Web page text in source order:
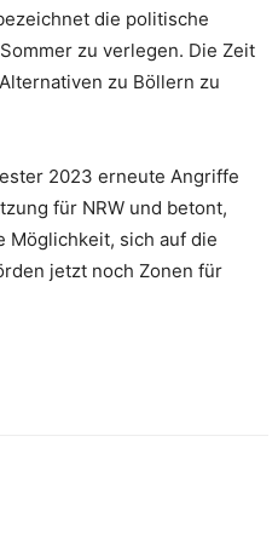
die politische
zu verlegen. Die Zeit
zu Böllern zu
2023 erneute Angriffe
für NRW und betont,
Möglichkeit, sich auf die
jetzt noch Zonen für